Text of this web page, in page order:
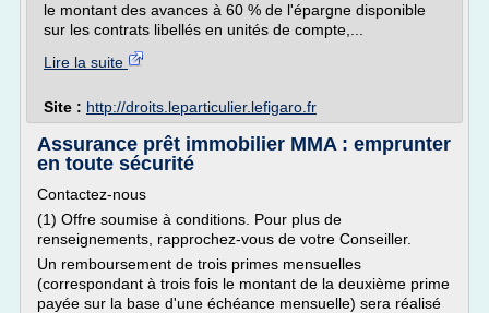
le montant des avances à 60 % de l'épargne disponible
sur les contrats libellés en unités de compte,...
Lire la suite
Site : http://droits.leparticulier.lefigaro.fr
Assurance prêt immobilier MMA : emprunter
en toute sécurité
Contactez-nous
(1) Offre soumise à conditions. Pour plus de
renseignements, rapprochez-vous de votre Conseiller.
Un remboursement de trois primes mensuelles
(correspondant à trois fois le montant de la deuxième prime
payée sur la base d'une échéance mensuelle) sera réalisé